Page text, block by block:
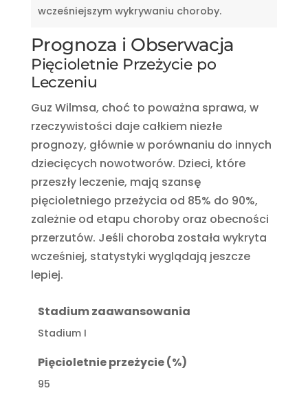
wcześniejszym wykrywaniu choroby.
Prognoza i Obserwacja
Pięcioletnie Przeżycie po
Leczeniu
Guz Wilmsa, choć to poważna sprawa, w
rzeczywistości daje całkiem niezłe
prognozy, głównie w porównaniu do innych
dziecięcych nowotworów. Dzieci, które
przeszły leczenie, mają szansę
pięcioletniego przeżycia od 85% do 90%,
zależnie od etapu choroby oraz obecności
przerzutów. Jeśli choroba została wykryta
wcześniej, statystyki wyglądają jeszcze
lepiej.
Stadium zaawansowania
Stadium I
Pięcioletnie przeżycie (%)
95